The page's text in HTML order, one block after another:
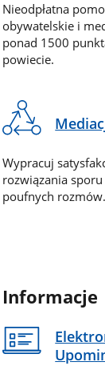
Nieodpłatna
obywatelskie i
ponad 1500
powiecie.
Wypracuj
rozwiązania
poufnych rozmów.
Informacje